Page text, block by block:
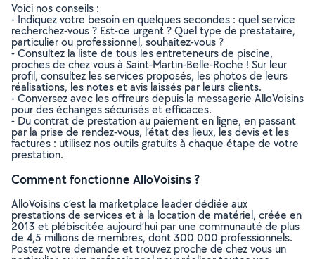
Voici nos conseils :
- Indiquez votre besoin en quelques secondes : quel service
recherchez-vous ? Est-ce urgent ? Quel type de prestataire,
particulier ou professionnel, souhaitez-vous ?
- Consultez la liste de tous les entreteneurs de piscine,
proches de chez vous à Saint-Martin-Belle-Roche ! Sur leur
profil, consultez les services proposés, les photos de leurs
réalisations, les notes et avis laissés par leurs clients.
- Conversez avec les offreurs depuis la messagerie AlloVoisins
pour des échanges sécurisés et efficaces.
- Du contrat de prestation au paiement en ligne, en passant
par la prise de rendez-vous, l’état des lieux, les devis et les
factures : utilisez nos outils gratuits à chaque étape de votre
prestation.
Comment fonctionne AlloVoisins ?
AlloVoisins c’est la marketplace leader dédiée aux
prestations de services et à la location de matériel, créée en
2013 et plébiscitée aujourd’hui par une communauté de plus
de 4,5 millions de membres, dont 300 000 professionnels.
Postez votre demande et trouvez proche de chez vous un